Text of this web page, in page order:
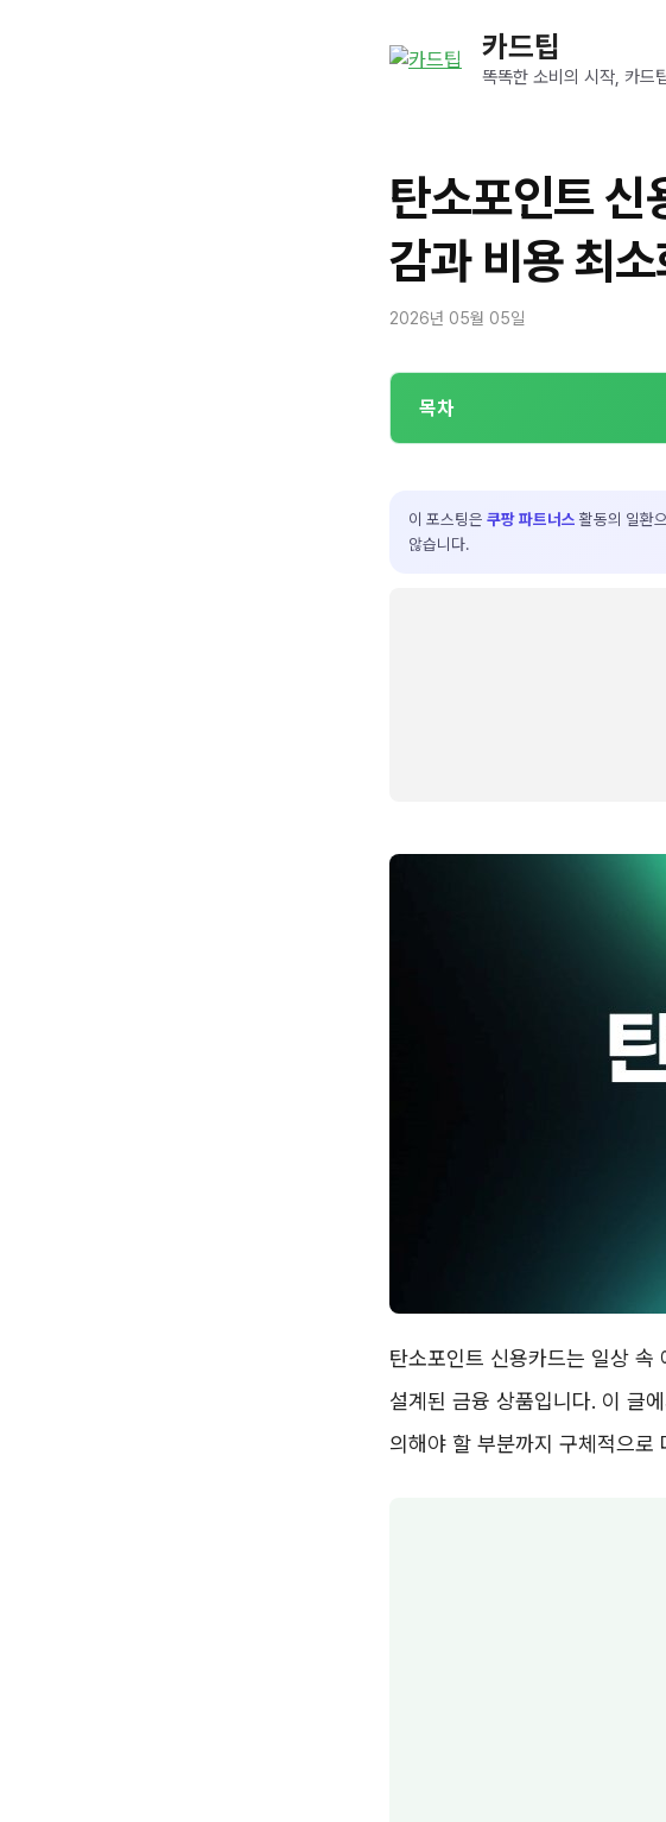
카드팁
똑똑한 소비의 시작, 카드
탄소포인트 신
감과 비용 최
2026년 05월 05일
목차
이 포스팅은 쿠팡 파트너스 활동의 일환
않습니다.
탄소포인트 신용카드는 일상 속
설계된 금융 상품입니다. 이 글
의해야 할 부분까지 구체적으로